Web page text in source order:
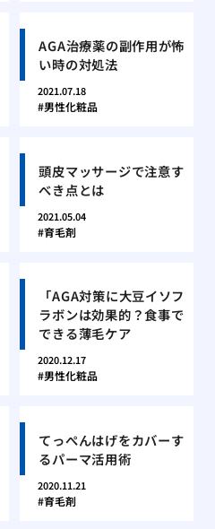
AGA治療薬の副作用が怖
い時の対処法
2021.07.18
男性化粧品
頭皮マッサージで注意す
べき点とは
2021.05.04
育毛剤
「AGA対策に大豆イソフ
ラボンは効果的？食事で
できる薄毛ケア
2020.12.17
男性化粧品
てっぺんはげをカバーす
るパーマ活用術
2020.11.21
育毛剤